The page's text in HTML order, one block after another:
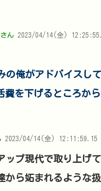
ん 2023/04/14(金)
の俺がアドバイスし
費を下げるところか
2023/04/14(金) 12:11:59.15
ップ現代で取り上げ
から妬まれるような